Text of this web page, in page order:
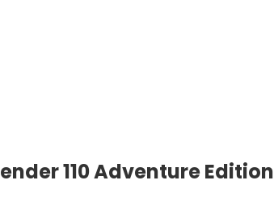
110 Adventure Edition